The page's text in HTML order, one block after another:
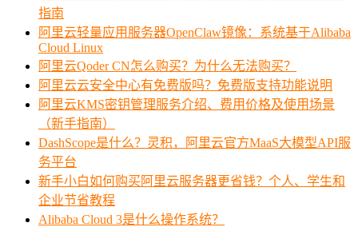
指南
阿里云轻量应用服务器OpenClaw镜像：系统基于Alibaba
Cloud Linux
阿里云Qoder CN怎么购买？为什么无法购买？
阿里云云安全中心有免费版吗？免费版支持功能说明
阿里云KMS密钥管理服务介绍、费用价格及使用场景
（新手指南）
DashScope是什么？灵积，阿里云官方MaaS大模型API服
务平台
新手小白如何购买阿里云服务器更省钱？个人、学生和
企业节省教程
Alibaba Cloud 3是什么操作系统？